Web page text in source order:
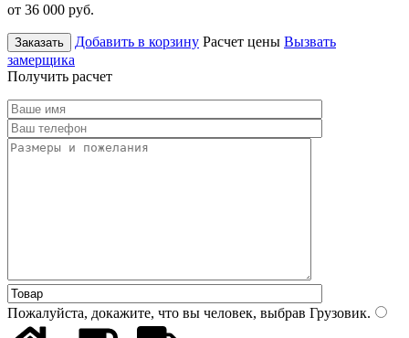
от 36 000 руб.
Заказать Добавить в корзину Расчет цены Вызвать
замерщика
Получить расчет
Пожалуйста, докажите, что вы человек, выбрав Грузовик.